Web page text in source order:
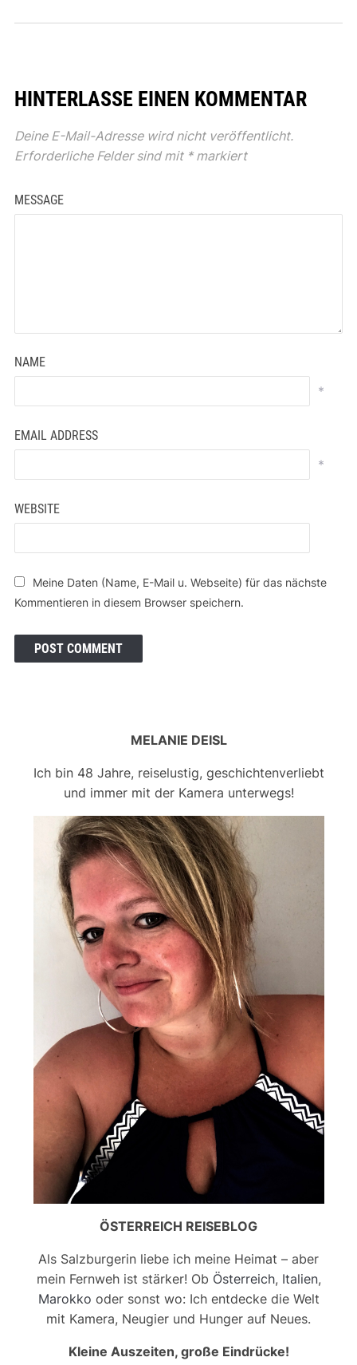
HINTERLASSE EINEN KOMMENTAR
Deine E-Mail-Adresse wird nicht veröffentlicht.
Erforderliche Felder sind mit *markiert
MESSAGE
NAME
*
EMAIL ADDRESS
*
WEBSITE
Meine Daten (Name, E-Mail u. Webseite) für das nächste
Kommentieren in diesem Browser speichern.
MELANIE DEISL
Ich bin 48 Jahre, reiselustig, geschichtenverliebt
und immer mit der Kamera unterwegs!
ÖSTERREICH REISEBLOG
Als Salzburgerin liebe ich meine Heimat – aber
mein Fernweh ist stärker! Ob Österreich, Italien,
Marokko oder sonst wo: Ich entdecke die Welt
mit Kamera, Neugier und Hunger auf Neues.
Kleine Auszeiten, große Eindrücke!